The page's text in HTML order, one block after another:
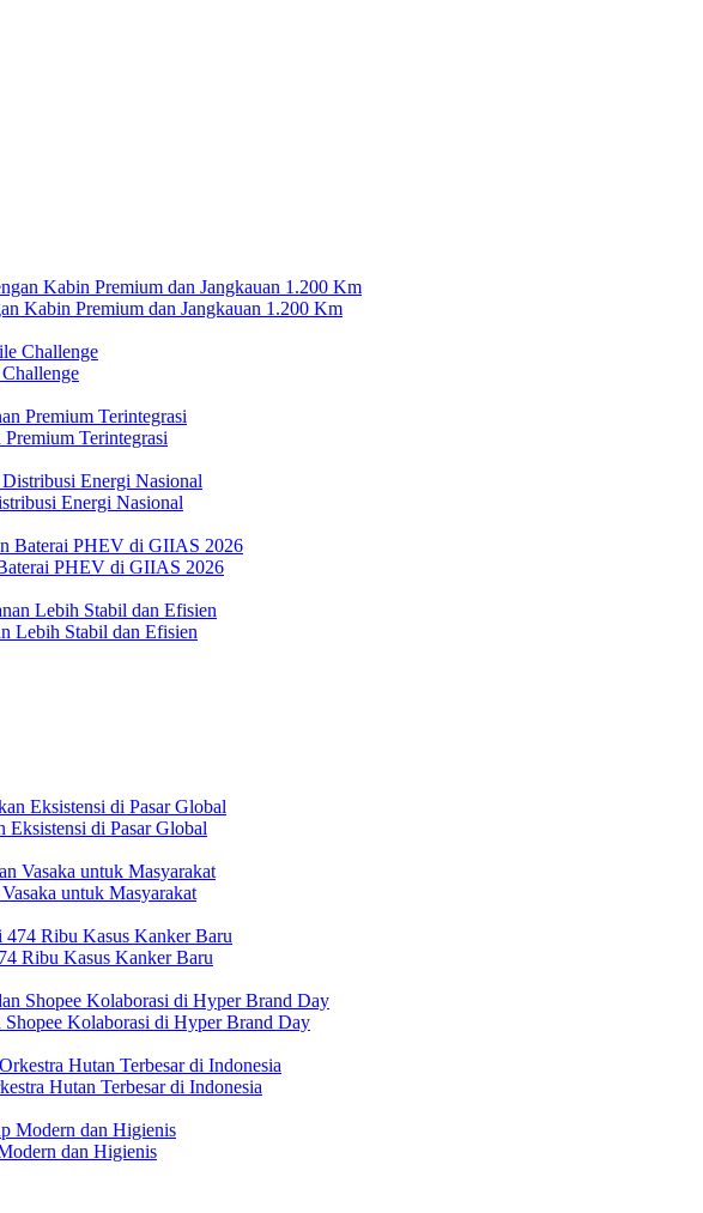
Kabin Premium dan Jangkauan 1.200 Km
Terintegrasi
Energi Nasional
PHEV di GIIAS 2026
Lebih Stabil dan Efisien
di Pasar Global
untuk Masyarakat
Ribu Kasus Kanker Baru
Kolaborasi di Hyper Brand Day
Hutan Terbesar di Indonesia
dan Higienis